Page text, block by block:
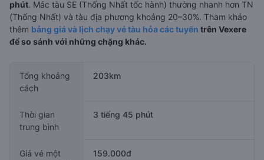
phút. Mác tàu SE (Thống Nhất tốc hành) thường nhanh hơn TN
(Thống Nhất) và tàu địa phương khoảng 20–30%. Tham khảo
thêm bảng giá và lịch chạy vé tàu hỏa các tuyến trên Vexere
để so sánh với những chặng khác.
Tổng khoảng
cách
203km
Thời gian
trung bình
3 tiếng 45 phút
Giá vé một
159.000đ